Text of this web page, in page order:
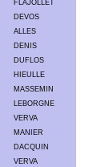
FLAJOLLET
DEVOS
ALLES
DENIS
DUFLOS
HIEULLE
MASSEMIN
LEBORGNE
VERVA
MANIER
DACQUIN
VERVA